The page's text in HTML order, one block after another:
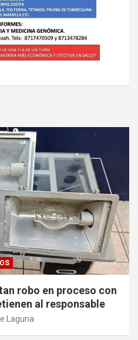
robo en proceso con
al responsable
Laguna